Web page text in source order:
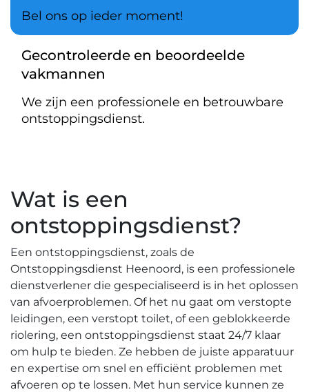
Bel ons op ieder moment!
Gecontroleerde en beoordeelde
vakmannen
We zijn een professionele en betrouwbare
ontstoppingsdienst.
Wat is een
ontstoppingsdienst?​
Een ontstoppingsdienst, zoals de
Ontstoppingsdienst Heenoord, is een professionele
dienstverlener die gespecialiseerd is in het oplossen
van afvoerproblemen.​ Of het nu gaat om verstopte
leidingen, een verstopt toilet, of een geblokkeerde
riolering, een ontstoppingsdienst staat 24/7 klaar
om hulp te bieden.​ Ze hebben de juiste apparatuur
en expertise om snel en efficiënt problemen met
afvoeren op te lossen. Met hun service kunnen ze